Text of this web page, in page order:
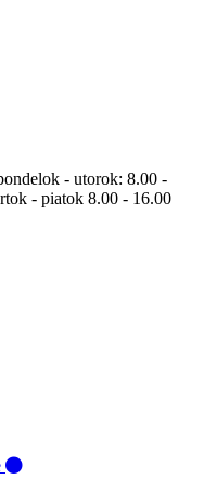
- utorok: 8.00 -
- piatok 8.00 - 16.00